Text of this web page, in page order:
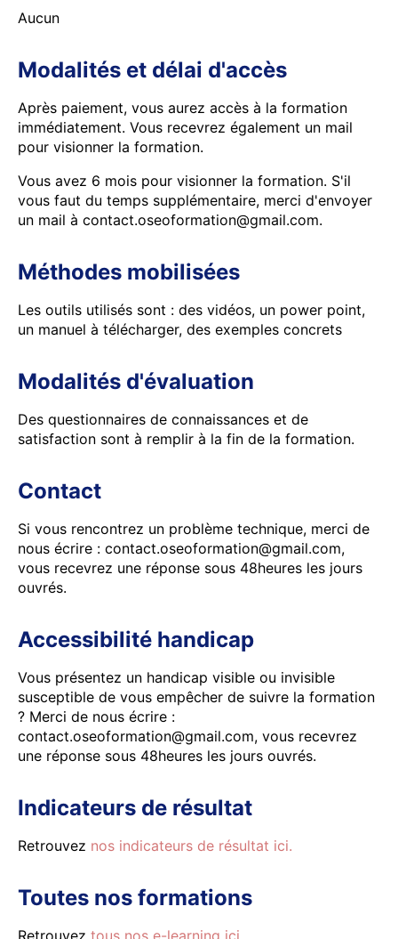
Aucun
Modalités et délai d'accès
Après paiement, vous aurez accès à la formation
immédiatement. Vous recevrez également un mail
pour visionner la formation.
Vous avez 6 mois pour visionner la formation. S'il
vous faut du temps supplémentaire, merci d'envoyer
un mail à contact.oseoformation@gmail.com.
Méthodes mobilisées
Les outils utilisés sont : des vidéos, un power point,
un manuel à télécharger, des exemples concrets
Modalités d'évaluation
Des questionnaires de connaissances et de
satisfaction sont à remplir à la fin de la formation.
Contact
Si vous rencontrez un problème technique, merci de
nous écrire : contact.oseoformation@gmail.com,
vous recevrez une réponse sous 48heures les jours
ouvrés.
Accessibilité handicap
Vous présentez un handicap visible ou invisible
susceptible de vous empêcher de suivre la formation
? Merci de nous écrire :
contact.oseoformation@gmail.com, vous recevrez
une réponse sous 48heures les jours ouvrés.
Indicateurs de résultat
Retrouvez nos indicateurs de résultat ici.
Toutes nos formations
Retrouvez tous nos e-learning ici